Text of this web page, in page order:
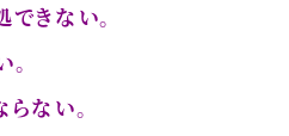
きない。
ない。